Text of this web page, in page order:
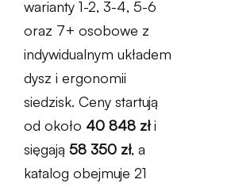
warianty 1-2, 3-4, 5-6
oraz 7+ osobowe z
indywidualnym układem
dysz i ergonomii
siedzisk. Ceny startują
od około 40 848 złi
sięgają 58 350 zł, a
katalog obejmuje 21